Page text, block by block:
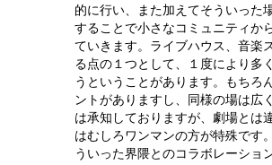
的に行い、また加えてそういった
することで小さなコミュニティか
ていきます。ライブハウス、音楽
る点の１つとして、１度により多
うということがあります。もちろ
ントがありますし、同様の場は広
は承知しておりますが、劇場とは
はむしろワンマンの方が特殊です
ういった界隈とのコラボレーショ